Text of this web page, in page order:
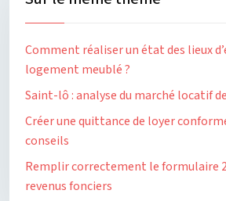
Comment réaliser un état des lieux
logement meublé ?
Saint-lô : analyse du marché locatif
Créer une quittance de loyer
conseils
Remplir correctement le formulaire
revenus fonciers